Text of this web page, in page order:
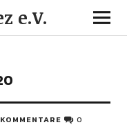
e.V.
KOMMENTARE 0